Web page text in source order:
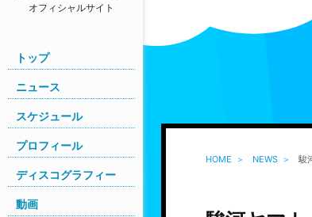
オフィシャルサイト
トップ
ニュース
スケジュール
プロフィール
ディスコグラフィー
動画
HOME NEWS 駿